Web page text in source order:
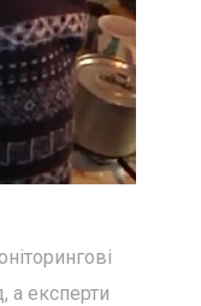
а експерти